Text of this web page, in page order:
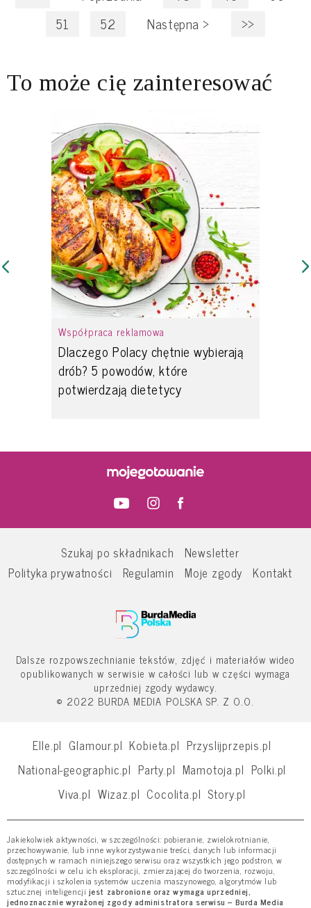
51
52 Następna> >>
To może cię zainteresować
Współpraca reklamowa
Dlaczego Polacy chętnie wybierają
drób? 5 powodów, które
potwierdzają dietetycy
Szukaj po składnikach
Newsletter
Polityka prywatności
Regulamin Moje zgody Kontakt
Dalsze rozpowszechnianie tekstów, zdjęć i materiałów wideo
opublikowanych w serwisie w całości lub w części wymaga
uprzedniej zgody wydawcy.
© 2022 BURDA MEDIA POLSKA SP. Z O.O.
Elle.pl Glamour.pl Kobieta.pl Przyslijprzepis.pl
National-geographic.pl Party.pl Mamotoja.pl Polki.pl
Viva.pl Wizaz.pl Cocolita.pl Story.pl
Jakiekolwiek aktywności, w szczególności: pobieranie, zwielokrotnianie,
przechowywanie, lub inne wykorzystywanie treści, danych lub informacji
dostępnych w ramach niniejszego serwisu oraz wszystkich jego podstron, w
szczególności w celu ich eksploracji, zmierzającej do tworzenia, rozwoju,
modyfikacji i szkolenia systemów uczenia maszynowego, algorytmów lub
sztucznej inteligencji jest zabronione oraz wymaga uprzedniej,
jednoznacznie wyrażonej zgody administratora serwisu – Burda Media